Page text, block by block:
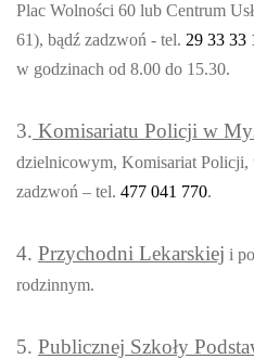
Plac Wolności 60 lub Centrum
61), bądź zadzwoń - tel. 29 33 33
w godzinach od 8.00 do 15.30.
3. Komisariatu Policji w
dzielnicowym, Komisariat Policji,
zadzwoń – tel. 477 041 770.
4. Przychodni Lekarskiej i
rodzinnym.
5. Publicznej Szkoły